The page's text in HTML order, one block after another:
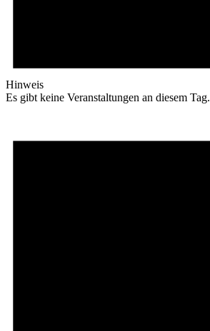
Hinweis
Es gibt keine Veranstaltungen an diesem Tag.